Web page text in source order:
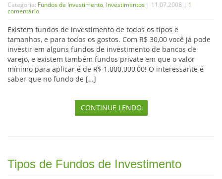
Categoria: Fundos de Investimento, Investimentos | 11.07.2008 | 1
comentário
Existem fundos de investimento de todos os tipos e
tamanhos, e para todos os gostos. Com R$ 30,00 você já pode
investir em alguns fundos de investimento de bancos de
varejo, e existem também fundos private em que o valor
mínimo para aplicar é de R$ 1.000.000,00! O interessante é
saber que no fundo de […]
CONTINUE LENDO
Tipos de Fundos de Investimento